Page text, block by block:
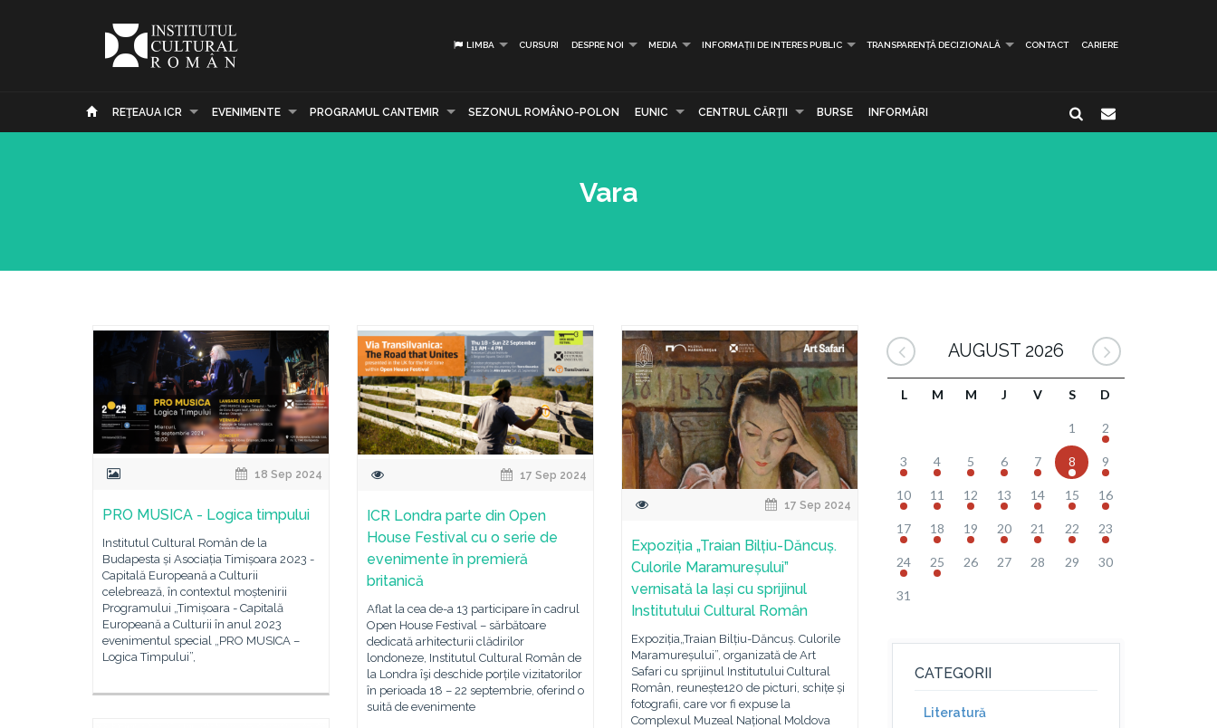
LIMBA CURSURI DESPRE NOI MEDIA INFORMAȚII DE INTERES PUBLIC TRANSPARENȚĂ DECIZIONALĂ CONTACT CARIERE
REŢEAUA ICR EVENIMENTE PROGRAMUL CANTEMIR SEZONUL ROMÂNO-POLON EUNIC CENTRUL CĂRŢII BURSE INFORMĂRI
Vara
18 Sep 2024
PRO MUSICA - Logica timpului
Institutul Cultural Român de la
Budapesta și Asociația Timișoara 2023 -
Capitală Europeană a Culturii
celebrează, în contextul moștenirii
Programului „Timișoara - Capitală
Europeană a Culturii în anul 2023
evenimentul special „PRO MUSICA –
Logica Timpului”,
17 Sep 2024
ICR Londra parte din Open
House Festival cu o serie de
evenimente în premieră
britanică
Aflat la cea de-a 13 participare în cadrul
Open House Festival – sărbătoare
dedicată arhitecturii clădirilor
londoneze, Institutul Cultural Român de
la Londra îşi deschide porțile vizitatorilor
în perioada 18 – 22 septembrie, oferind o
suită de evenimente
17 Sep 2024
Expoziția „Traian Bilțiu-Dăncuș.
Culorile Maramureșului”
vernisată la Iași cu sprijinul
Institutului Cultural Român
Expoziția„Traian Bilțiu-Dăncuș. Culorile
Maramureșului”, organizată de Art
Safari cu sprijinul Institutului Cultural
Român, reunește120 de picturi, schițe și
fotografii, care vor fi expuse la
Complexul Muzeal Național Moldova
AUGUST 2026
L M M J V S D
1 2
3 4 5 6 7 8 9
10 11 12 13 14 15 16
17 18 19 20 21 22 23
24 25 26 27 28 29 30
31
CATEGORII
Literatură